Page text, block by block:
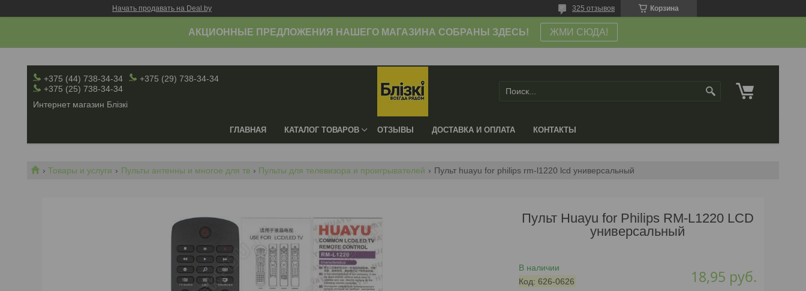
Начать продавать на Deal.by Корзина
325 отзывов
АКЦИОННЫЕ ПРЕДЛОЖЕНИЯ НАШЕГО МАГАЗИНА СОБРАНЫ ЗДЕСЬ! ЖМИ СЮДА!
+375 (44) 738-34-34
+375 (29) 738-34-34
+375 (25) 738-34-34
Интернет магазин Блiзкi
ГЛАВНАЯ КАТАЛОГ ТОВАРОВ ОТЗЫВЫ ДОСТАВКА И ОПЛАТА КОНТАКТЫ
Товары и услуги Пульты антенны и многое для тв Пульты для телевизора и проигрывателей Пульт huayu for philips rm-l1220 lcd универсальный
Пульт Huayu for Philips RM-L1220 LCD
универсальный
В наличии
Код: 626-0626 18,95 руб.